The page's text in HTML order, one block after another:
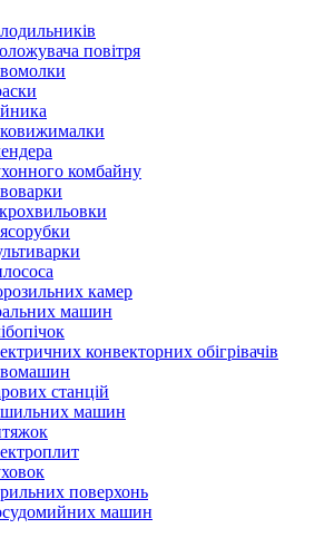
повітря
комбайну
камер
машин
конвекторних обігрівачів
станцій
машин
поверхонь
машин